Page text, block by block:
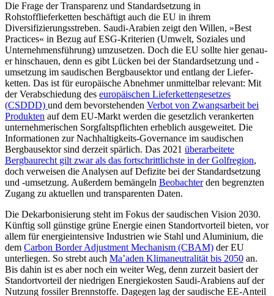
Die Frage der Transparenz und Standardsetzung in
Rohstofflieferketten beschäftigt auch die EU in ihrem
Diversifizierungsstreben. Saudi-Arabien zeigt den Wil­len, »Best
Practices« in Bezug auf ESG-Kri­terien (Um­welt, Soziales und
Unternehmensführung) umzusetzen. Doch die EU sollte hier genau­
er hinschauen, denn es gibt Lücken bei der Standardsetzung und -
umsetzung im saudi­schen Bergbausektor und entlang der Liefer­
ketten. Das ist für euro­päische Abnehmer unmittelbar relevant: Mit
der Verabschiedung des europäischen Lieferkettengesetzes
(CSDDD) und dem bevorstehenden Verbot von Zwangs­arbeit bei
Produkten auf dem EU-Markt werden die gesetzlich ver­ankerten
unternehmerischen Sorgfaltspflich­ten erheb­lich ausgeweitet. Die
Informa­tionen zur Nachhaltigkeits-Gover­nance im saudischen
Bergbausektor sind derzeit spär­lich. Das 2021 überarbeitete
Bergbaurecht gilt zwar als das fortschrittlichste in der Golfregion,
doch verweisen die Ana­lysen auf Defizite bei der Standard­setzung
und -umsetzung. Außerdem bemängeln Beobachterden begrenzten
Zugang zu aktuellen und trans­parenten Daten.
Die Dekarbonisierung steht im Fokus der saudischen Vision 2030.
Künftig soll gün­stige grüne Energie einen Standortvorteil bieten, vor
allem für energieintensive Indu­strien wie Stahl und Aluminium, die
dem Carbon Border Adjustment Mechanism (CBAM) der EU
unterliegen. So strebt auch Ma’aden Klimaneutralität bis 2050 an.
Bis dahin ist es aber noch ein weiter Weg, denn zurzeit basiert der
Standortvorteil der nied­rigen Energiekosten Saudi-Arabiens auf der
Nutzung fossiler Brennstoffe. Dagegen lag der saudische EE-Anteil